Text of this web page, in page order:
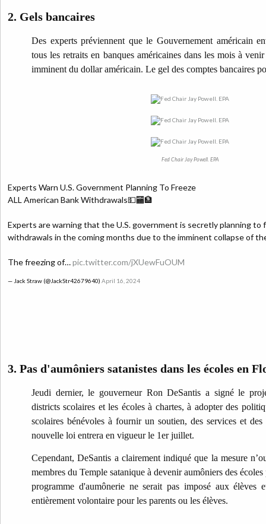
2. Gels bancaires
Des experts préviennent que le Gouvernement américain
tous les retraits en banques américaines dans les mois à
imminent du dollar américain. Le gel des comptes bancaires
Fed Chair Jay Powell. EPA
Experts Warn U.S. Government Planning To Freeze
ALL American Bank Withdrawals💵🏧🏦
Experts are warning that the U.S. government is secretly planning to
withdrawals in the coming months due to the imminent collapse of
The freezing of…pic.twitter.com/jXUewFuOUM
— Jack Straw (@JackStr42679640) April 16, 2024
3. Pas d'aumôniers satanistes dans les écoles en
Jeudi dernier, le gouverneur Ron DeSantis a signé le
districts scolaires et les écoles à chartes, à adopter des
scolaires bénévoles à fournir un soutien, des services et
nouvelle loi entrera en vigueur le 1er juillet.
Cependant, DeSantis a clairement indiqué que la mesure
membres du Temple satanique à devenir aumôniers des
programme d'aumônerie ne serait pas imposé aux élèves
entièrement volontaire pour les parents ou les élèves.